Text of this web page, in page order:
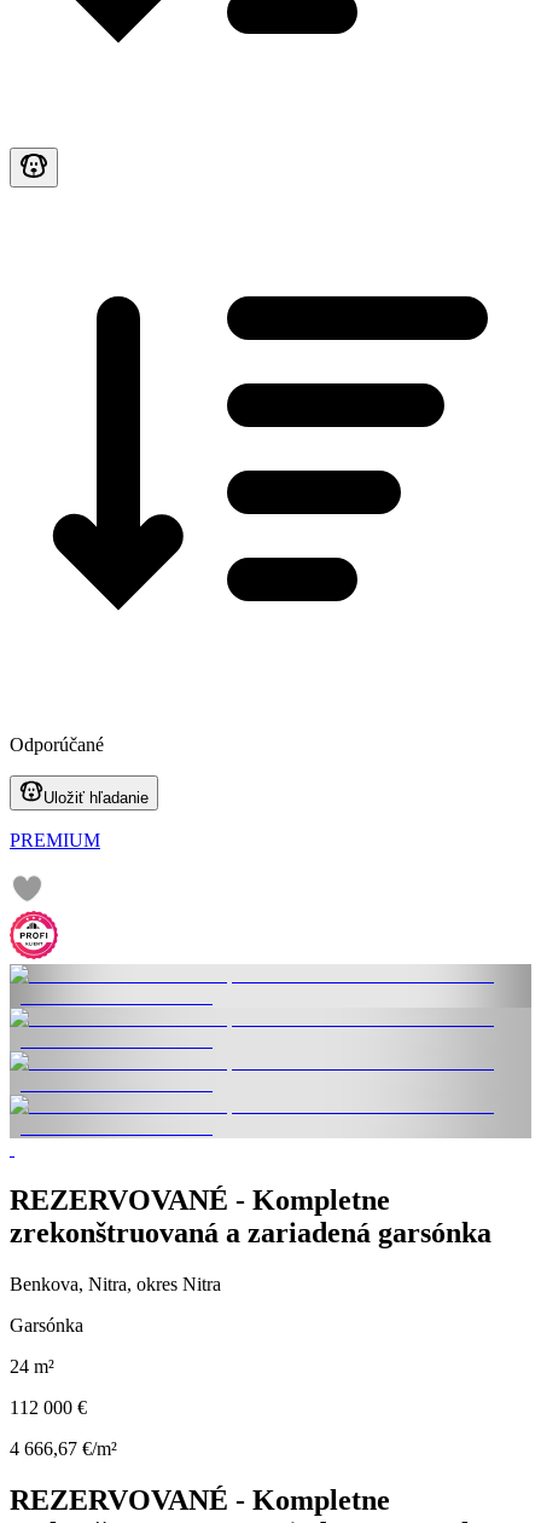
Odporúčané
Uložiť hľadanie
PREMIUM
REZERVOVANÉ - Kompletne
zrekonštruovaná a zariadená garsónka
Benkova, Nitra, okres Nitra
Garsónka
24 m²
112 000 €
4 666,67 €/m²
REZERVOVANÉ - Kompletne